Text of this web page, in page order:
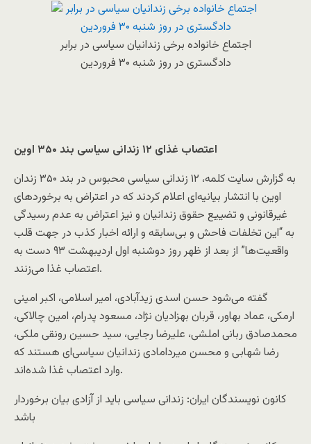
اجتماع خانواده برخی زندانیان سیاسی در برابر
دادگستری در روز شنبه ۳۰ فروردین
اعتصاب غذای ۱۲ زندانی سیاسی بند ۳۵۰ اوین
به گزارش سایت کلمه، ۱۲ زندانی سیاسی محبوس در بند ۳۵۰ زندان
اوین با انتشار بیانیه‌ای اعلام کردند که در اعتراض به برخوردهای
غیرقانونی و تضییع حقوق زندانیان و نیز اعتراض به عدم رسیدگی
به “این تخلفات فاحش و بی‌سابقه و ارائه اخبار کذب در جهت قلب
واقعیت‌ها” از بعد از ظهر روز دوشنبه اول اردیبهشت ۹۳ دست به
اعتصاب غذا می‌زنند.
گفته می‌شود حسن اسدی زیدآبادی، امیر اسلامی، اکبر امینی
ارمکی، عماد بهاور، قربان بهزادیان نژاد، مسعود پدرام، امین چالاکی،
محمدصادق ربانی املشی، علیرضا رجایی، سید حسین رونقی ملکی،
رضا شهابی و محسن میردامادی زندانیان سیاسی‌ای هستند که
وارد اعتصاب غذا شده‌اند.
کانون نویسندگان ایران: زندانی سیاسی باید از آزادی بیان برخوردار
باشد